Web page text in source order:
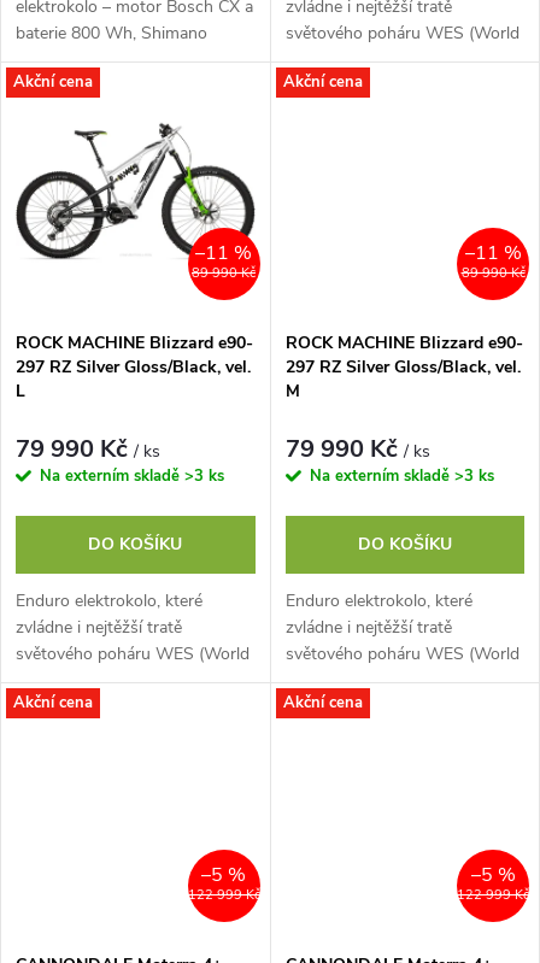
k
t
ů
k
ů
elektrokolo – motor Bosch CX a
baterie 800 Wh, Shimano
CUES U6000, vidlice SR
Suntour Zeron 36-X
zvládne i nejtěžší tratě
světového poháru WES (World
Ebike Series). Pohon Shimano
Steps EP6 je výkonnější, menší,
Akční cena
89 990 Kč
–11 %
ROCK MACHINE Blizzard e90-
297 RZ Silver Gloss/Black, vel.
L
79 990 Kč/ ks
Na externím skladě >3 ks
DO KOŠÍKU
Enduro elektrokolo, které
zvládne i nejtěžší tratě
světového poháru WES (World
Ebike Series). Pohon Shimano
Steps EP6 je výkonnější, menší,
Akční cena
89 990 Kč
–11 %
ROCK MACHINE Blizzard e90-
297 RZ Silver Gloss/Black, vel.
M
79 990 Kč/ ks
Na externím skladě >3 ks
DO KOŠÍKU
Enduro elektrokolo, které
zvládne i nejtěžší tratě
světového poháru WES (World
Ebike Series). Pohon Shimano
Steps EP6 je výkonnější, menší,
Akční cena
122 999 Kč
–5 %
Akční cena
122 999 Kč
–5 %